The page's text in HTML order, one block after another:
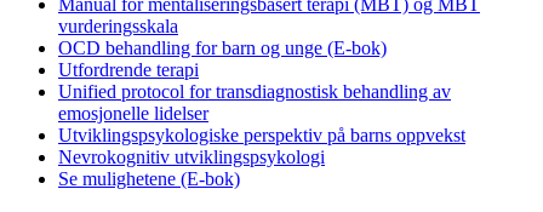
vurderingsskala
OCD behandling for barn og unge (E-bok)
Utfordrende terapi
Unified protocol for transdiagnostisk behandling av
emosjonelle lidelser
Utviklingspsykologiske perspektiv på barns oppvekst
Nevrokognitiv utviklingspsykologi
Se mulighetene (E-bok)